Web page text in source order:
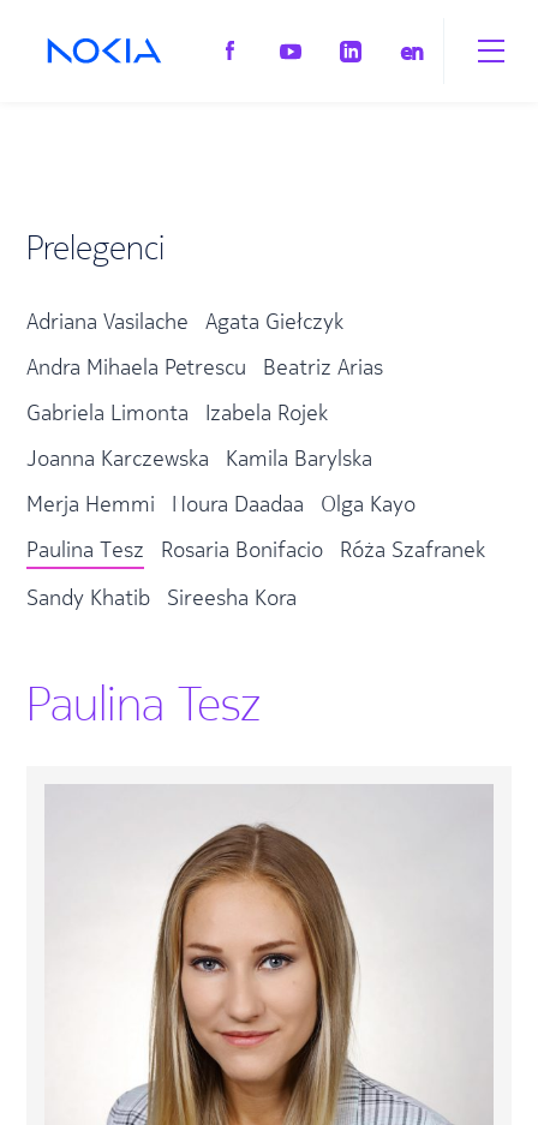
en
Prelegenci
Adriana Vasilache
Agata Giełczyk
Andra Mihaela Petrescu
Beatriz Arias
Gabriela Limonta
Izabela Rojek
Joanna Karczewska
Kamila Barylska
Merja Hemmi
Noura Daadaa
Olga Kayo
Paulina Tesz
Rosaria Bonifacio
Róża Szafranek
Sandy Khatib
Sireesha Kora
Paulina Tesz